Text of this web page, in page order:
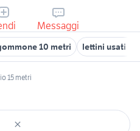
Messaggi
10 metri lettini usati
15 metri